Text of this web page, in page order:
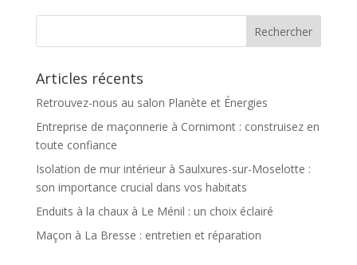
Articles récents
Retrouvez-nous au salon Planète et Énergies
Entreprise de maçonnerie à Cornimont : construisez en
toute confiance
Isolation de mur intérieur à Saulxures-sur-Moselotte :
son importance crucial dans vos habitats
Enduits à la chaux à Le Ménil : un choix éclairé
Maçon à La Bresse : entretien et réparation